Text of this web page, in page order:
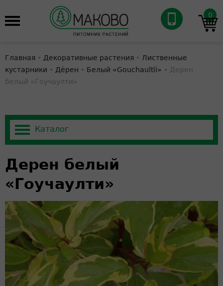
0
Главная • Декоративные растения • Лиственные
кустарники • Дёрен • Белый «Gouchaultii» • Дерен
белый «Гоучаулти»
Дерен белый
«Гоучаулти»